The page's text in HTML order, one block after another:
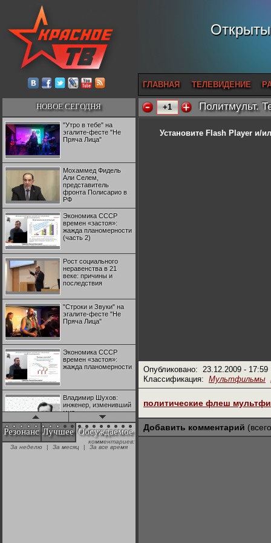
ГЛАВНАЯ ТЕЛЕВИДЕНИЕ
НОВОЕ СЕГОДНЯ
"Утро в тебе" на
эгалите-фесте "Не
Пряча Лица"
Мохаммед Фидель
Али Селем,
представитель
фронта Полисарио в
РФ
Экономика СССР
времен «застоя»:
жажда планомерности
(часть 2)
Рост социального
неравенства в 21
веке: причины и
последствия
"Строки и Звуки" на
эгалите-фесте "Не
Пряча Лица"
Экономика СССР
времен «застоя»:
жажда планомерности
Владимир Шухов:
инженер, изменивший
мир
"Аркадий Коц" на
эгалите-фесте "Не
Резонанс Лучшее Обсуждаемое
комментариев:
За неделю
| За месяц | За все время
+1 Политмульт.
Установите Flash Player и/
Опубликовано: 23.12.2009 - 17:59
Классификация: Мультфильмы
политические флеш
Добавить комментарий